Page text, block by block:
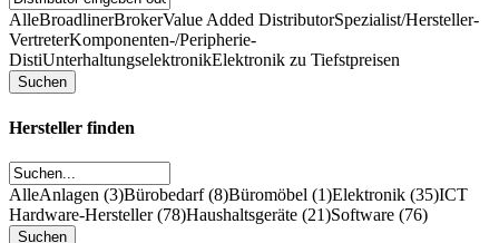
AlleBroadlinerBrokerValue Added DistributorSpezialist/Hersteller-
VertreterKomponenten-/Peripherie-
DistiUnterhaltungselektronikElektronik zu Tiefstpreisen
Hersteller finden
AlleAnlagen (3)Bürobedarf (8)Büromöbel (1)Elektronik (35)ICT
Hardware-Hersteller (78)Haushaltsgeräte (21)Software (76)